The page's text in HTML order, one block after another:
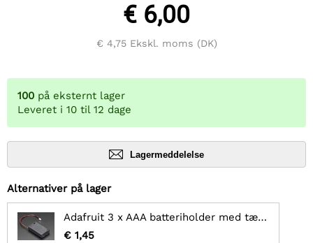
€ 6,00
€ 4,75Ekskl. moms (DK)
100 på eksternt lager
Leveret i 10 til 12 dage
Lagermeddelelse
Alternativer på lager
Adafruit 3 x AAA batteriholder med tænd/sluk-knap og 2-pin JST
€ 1,45